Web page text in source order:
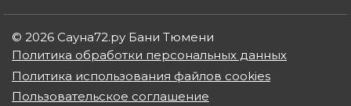
© 2026 Сауна72.ру Бани Тюмени
Политика обработки персональных данных
Политика использования файлов cookies
Пользовательское соглашение